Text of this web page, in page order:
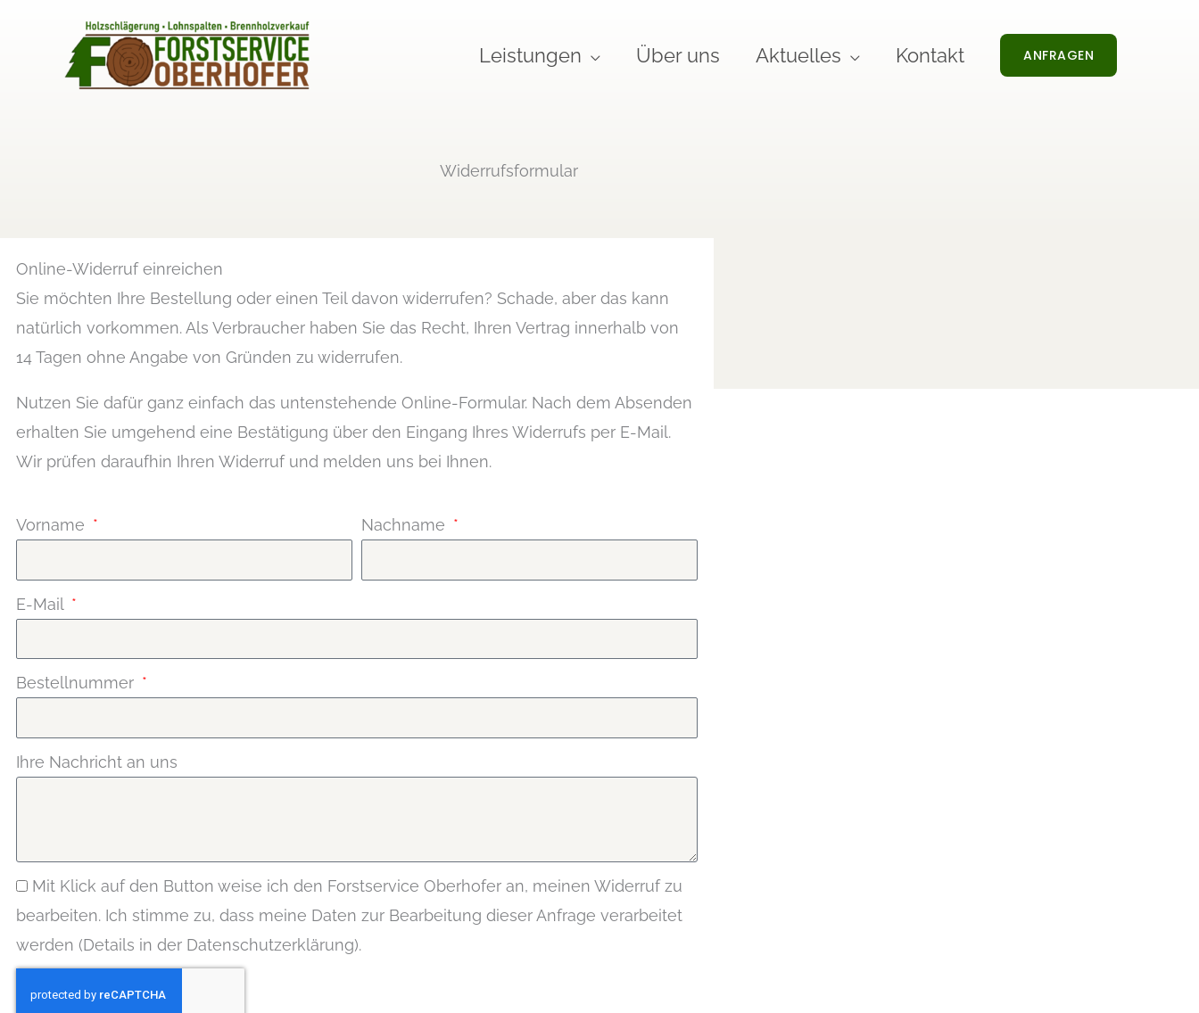
springen
Leistungen Über uns Aktuelles Kontakt ANFRAGEN
Widerrufsformular
Online-Widerruf einreichen
Sie möchten Ihre Bestellung oder einen Teil davon widerrufen? Schade, aber das kann
natürlich vorkommen. Als Verbraucher haben Sie das Recht, Ihren Vertrag innerhalb von
14 Tagen ohne Angabe von Gründen zu widerrufen.
Nutzen Sie dafür ganz einfach das untenstehende Online-Formular. Nach dem Absenden
erhalten Sie umgehend eine Bestätigung über den Eingang Ihres Widerrufs per E-Mail.
Wir prüfen daraufhin Ihren Widerruf und melden uns bei Ihnen.
Vorname Nachname
E-Mail
Bestellnummer
Ihre Nachricht an uns
Mit Klick auf den Button weise ich den Forstservice Oberhofer an, meinen Widerruf zu
bearbeiten. Ich stimme zu, dass meine Daten zur Bearbeitung dieser Anfrage verarbeitet
werden (Details in der Datenschutzerklärung).